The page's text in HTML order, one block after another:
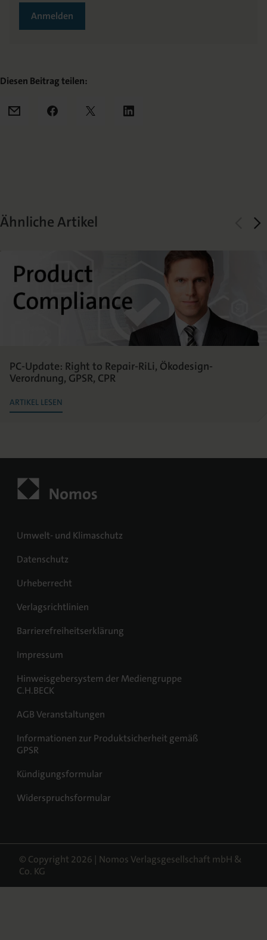
Anmelden
Diesen Beitrag teilen:
Mail Facebook
X LinkedIn
Ähnliche Artikel
PC-Update: Right to Repair-RiLi, Ökodesign-
Verordnung, GPSR, CPR
ARTIKEL LESEN
Umwelt- und Klimaschutz
Datenschutz
Urheberrecht
Verlagsrichtlinien
Barrierefreiheitserklärung
Impressum
Hinweisgebersystem der Mediengruppe
C.H.BECK
AGB Veranstaltungen
Informationen zur Produktsicherheit gemäß
GPSR
Kündigungsformular
Widerspruchsformular
© Copyright 2026 | Nomos Verlagsgesellschaft mbH &
Co. KG